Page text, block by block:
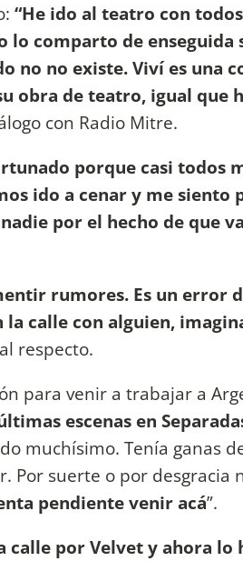
“He ido al teatro con
lo comparto de enseguida
no no existe. Viví es una
obra de teatro, igual que
con Radio Mitre.
porque casi todos
ido a cenar y me
por el hecho de que
rumores. Es un error
la calle con alguien,
respecto.
para venir a trabajar a
escenas en
muchísimo. Tenía ganas
Por suerte o por
pendiente venir acá”.
calle por Velvet y ahora lo